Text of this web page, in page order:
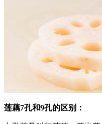
莲藕7孔和9孔的区别：